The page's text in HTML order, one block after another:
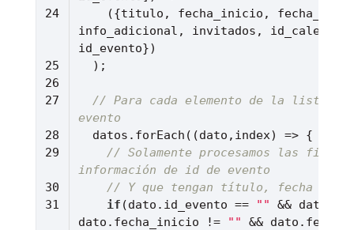
info_adicional, invitados,
// Para cada elemento de la lista de
evento
  datos.forEach(
(dato,index) =>
// Solamente procesamos las filas
información de id de evento
// Y que tengan título, fecha de
if (dato.id_evento == ""
&&
dato.fecha_inicio !=
""
&&